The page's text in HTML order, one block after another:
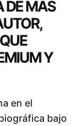
DE MÁS
Y
en el
bajo